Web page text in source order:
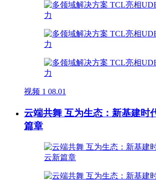
视频 1 08.01
云端共舞 互为生态：新基建时
篇章